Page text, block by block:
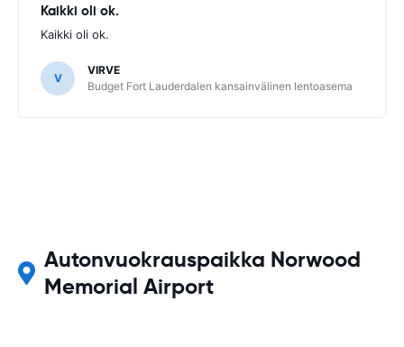
Kaikki oli ok.
Kaikki oli ok.
V
VIRVE
Budget Fort Lauderdalen kansainvälinen lentoasema
Autonvuokrauspaikka Norwood
Memorial Airport